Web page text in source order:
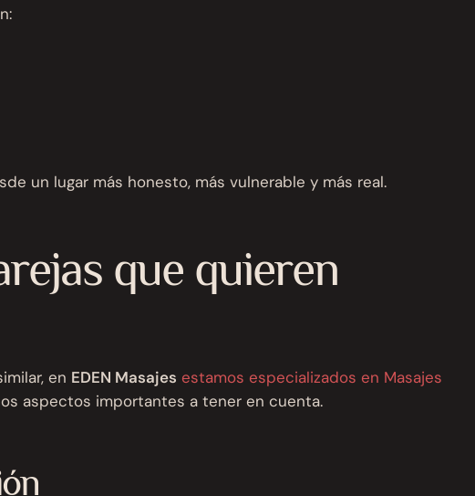
un lugar más honesto, más vulnerable y más real.
que quieren
en EDEN Masajes estamos especializados en Masajes
aspectos importantes a tener en cuenta.